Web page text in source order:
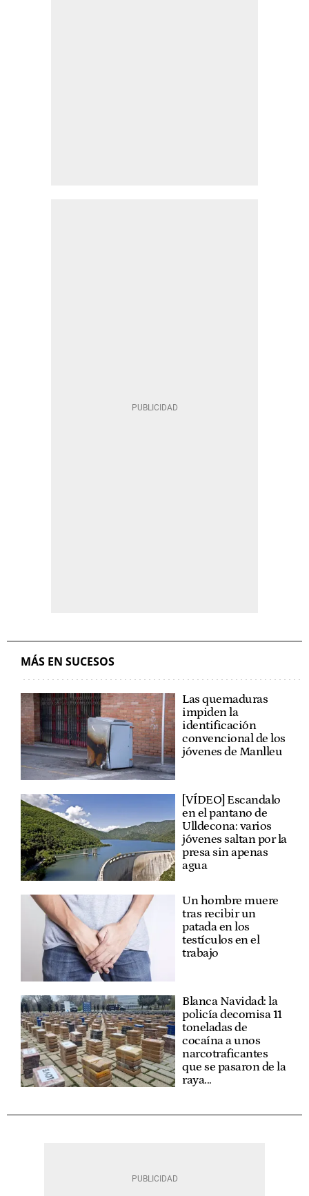
MÁS EN SUCESOS
Las quemaduras
impiden la
identificación
convencional de los
jóvenes de Manlleu
[VÍDEO] Escandalo
en el pantano de
Ulldecona: varios
jóvenes saltan por la
presa sin apenas
agua
Un hombre muere
tras recibir un
patada en los
testículos en el
trabajo
Blanca Navidad: la
policía decomisa 11
toneladas de
cocaína a unos
narcotraficantes
que se pasaron de la
raya...